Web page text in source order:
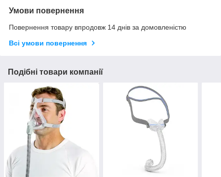
Умови повернення
Повернення товару впродовж 14 днів за домовленістю
Всі умови повернення
Подібні товари компанії